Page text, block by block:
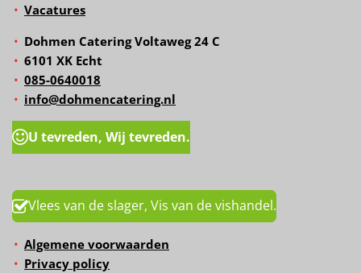
Vacatures
Dohmen Catering Voltaweg 24 C
6101 XK Echt
085-0640018
info@dohmencatering.nl
U tevreden, Wij tevreden.
Vlees van de slager, Vis van de vishandel.
Algemene voorwaarden
Privacy policy